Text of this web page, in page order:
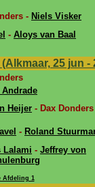
- Niels Visker
- Aloys van Baal
25 jun -
Heijer - Dax Donders
- Roland
Lalami - Jeffrey von
Afdeling 1